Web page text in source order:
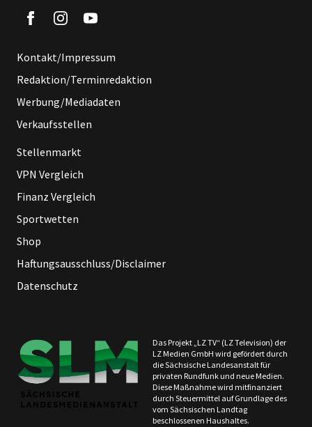
Kontakt/Impressum
Redaktion/Terminredaktion
Werbung/Mediadaten
Verkaufsstellen
Stellenmarkt
VPN Vergleich
Finanz Vergleich
Sportwetten
Shop
Haftungsausschluss/Disclaimer
Datenschutz
Das Projekt „LZ TV“ (LZ Television) der
LZ Medien GmbH wird gefördert durch
die Sächsische Landesanstalt für
privaten Rundfunk und neue Medien.
Diese Maßnahme wird mitfinanziert
durch Steuermittel auf Grundlage des
vom Sächsischen Landtag
beschlossenen Haushaltes.